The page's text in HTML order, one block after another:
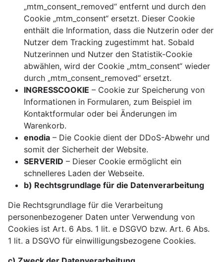
„mtm_consent_removed“ entfernt und durch den
Cookie „mtm_consent“ ersetzt. Dieser Cookie
enthält die Information, dass die Nutzerin oder der
Nutzer dem Tracking zugestimmt hat. Sobald
Nutzerinnen und Nutzer den Statistik-Cookie
abwählen, wird der Cookie „mtm_consent“ wieder
durch „mtm_consent_removed“ ersetzt.
INGRESSCOOKIE – Cookie zur Speicherung von
Informationen in Formularen, zum Beispiel im
Kontaktformular oder bei Änderungen im
Warenkorb.
enodia – Die Cookie dient der DDoS-Abwehr und
somit der Sicherheit der Website.
SERVERID – Dieser Cookie ermöglicht ein
schnelleres Laden der Webseite.
b) Rechtsgrundlage für die Datenverarbeitung
Die Rechtsgrundlage für die Verarbeitung
personenbezogener Daten unter Verwendung von
Cookies ist Art. 6 Abs. 1 lit. e DSGVO bzw. Art. 6 Abs.
1 lit. a DSGVO für einwilligungsbezogene Cookies.